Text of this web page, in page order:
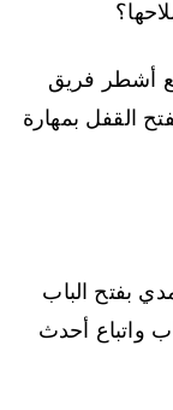
أشطر فريق
القفل بمهارة
بفتح الباب
واتباع أحدث